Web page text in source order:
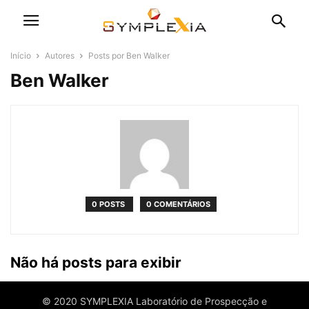
Início Autores Posts por Ben Walker
Ben Walker
0 POSTS 0 COMENTÁRIOS
Não há posts para exibir
© 2020 SYMPLEXIA Laboratório de Prospecção e